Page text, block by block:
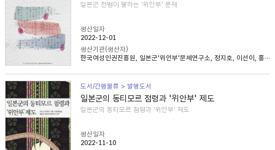
일본군 전범이 말하는 '위안부' 문제
생산일자
2022-12-01
생산기관(생산자)
한국여성인권진흥원, 일본군'위안부'문제연구소, 정지호, 이선이, 홍영미, 김승래
도서/간행물류 > 발행도서
일본군의 동티모르 점령과 '위안부' 제도
일본군의 동티모르 점령과 '위안부' 제도
생산일자
2022-11-10